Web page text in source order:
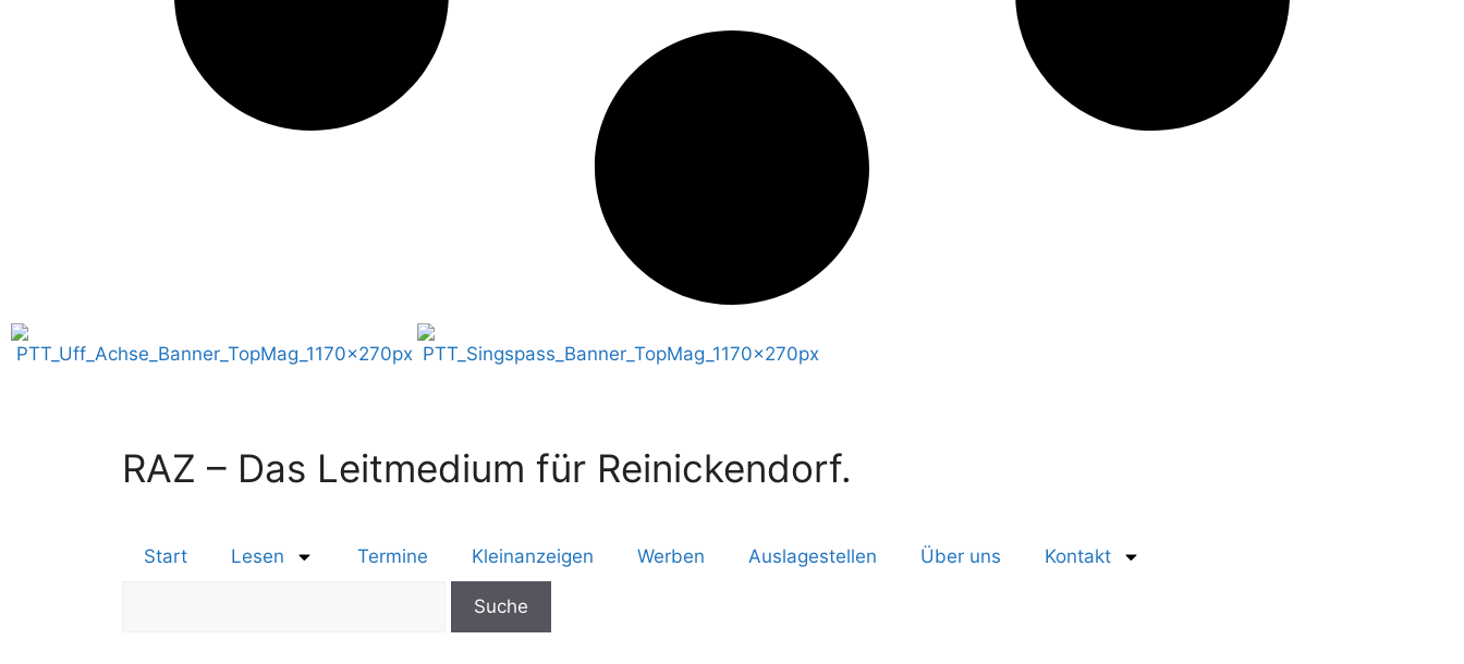
RAZ – Das Leitmedium für Reinickendorf.
Start Lesen Termine Kleinanzeigen Werben Auslagestellen Über uns Kontakt